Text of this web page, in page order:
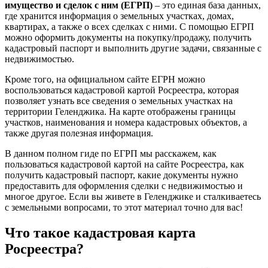
имущество и сделок с ним (ЕГРП) – это единая база данных,
где хранится информация о земельных участках, домах,
квартирах, а также о всех сделках с ними. С помощью ЕГРП
можно оформить документы на покупку/продажу, получить
кадастровый паспорт и выполнить другие задачи, связанные с
недвижимостью.
Кроме того, на официальном сайте ЕГРН можно
воспользоваться кадастровой картой Росреестра, которая
позволяет узнать все сведения о земельных участках на
территории Геленджика. На карте отображены границы
участков, наименования и номера кадастровых объектов, а
также другая полезная информация.
В данном полном гиде по ЕГРП мы расскажем, как
пользоваться кадастровой картой на сайте Росреестра, как
получить кадастровый паспорт, какие документы нужно
предоставить для оформления сделки с недвижимостью и
многое другое. Если вы живете в Геленджике и сталкиваетесь
с земельными вопросами, то этот материал точно для вас!
Что такое кадастровая карта
Росреестра?